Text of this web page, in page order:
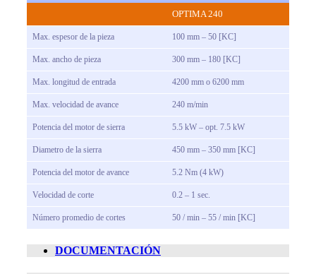
OPTIMA 240
Max. espesor de la pieza 100 mm – 50 [KC]
Max. ancho de pieza 300 mm – 180 [KC]
Max. longitud de entrada 4200 mm o 6200 mm
Max. velocidad de avance 240 m/min
Potencia del motor de sierra 5.5 kW – opt. 7.5 kW
Diametro de la sierra 450 mm – 350 mm [KC]
Potencia del motor de avance 5.2 Nm (4 kW)
Velocidad de corte 0.2 – 1 sec.
Número promedio de cortes 50 / min – 55 / min [KC]
DOCUMENTACIÓN